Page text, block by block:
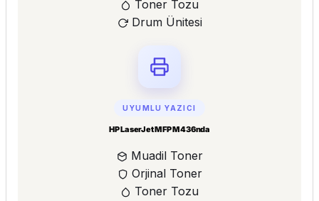
Toner Tozu
Drum Ünitesi
UYUMLU YAZICI
HP LaserJet MFP M436nda
Muadil Toner
Orjinal Toner
Toner Tozu